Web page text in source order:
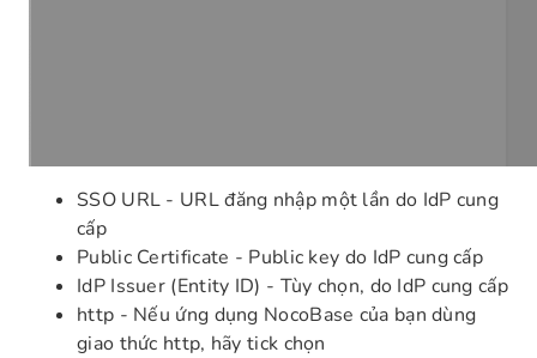
SSO URL - URL đăng nhập một lần do IdP cung
cấp
Public Certificate - Public key do IdP cung cấp
IdP Issuer (Entity ID) - Tùy chọn, do IdP cung cấp
http - Nếu ứng dụng NocoBase của bạn dùng
giao thức http, hãy tick chọn